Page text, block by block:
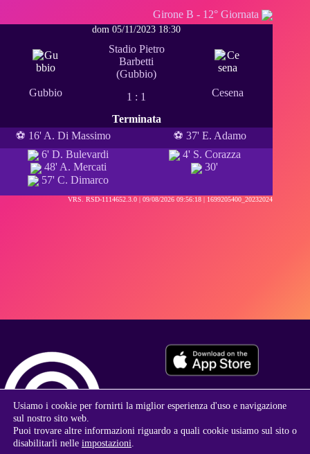
Girone B - 12° Giornata
Gubbio
dom 05/11/2023 18:30
Stadio Pietro
Barbetti
(Gubbio)
1 : 1
Terminata
Cesena
⚽ 16' A. Di Massimo
⚽ 37' E. Adamo
6' D. Bulevardi
48' A. Mercati
57' C. Dimarco
4' S. Corazza
30'
VRS. RSD-1114652.3.0 |09/08/2026 09:56:18 | 1699205400_20232024
Usiamo i cookie per fornirti la miglior esperienza d'uso e navigazione
sul nostro sito web.
Puoi trovare altre informazioni riguardo a quali cookie usiamo sul sito o
disabilitarli nelle impostazioni.